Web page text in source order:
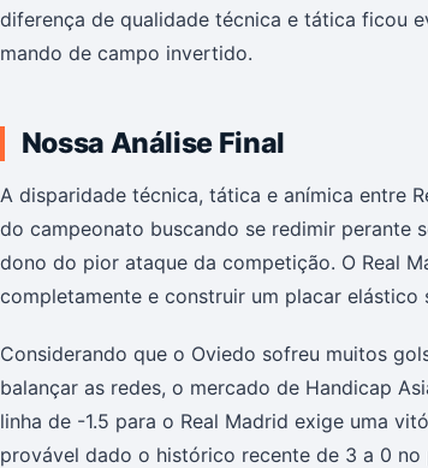
diferença de qualidade técnica e tática ficou
mando de campo invertido.
Nossa Análise Final
A disparidade técnica, tática e anímica entre
do campeonato buscando se redimir perante
dono do pior ataque da competição. O Real
completamente e construir um placar elástico
Considerando que o Oviedo sofreu muitos
balançar as redes, o mercado de Handicap
linha de -1.5 para o Real Madrid exige uma
provável dado o histórico recente de 3 a 0